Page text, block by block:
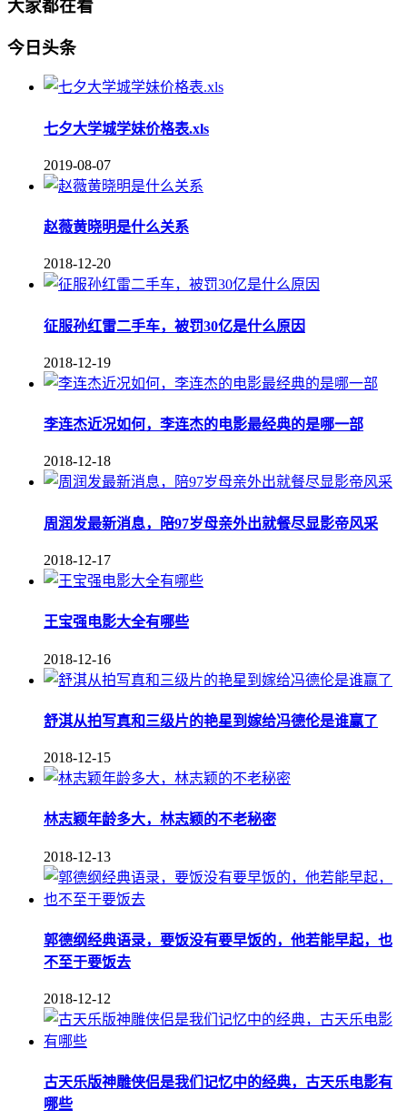
大家都在看
今日头条
七夕大学城学妹价格表.xls
2019-08-07
赵薇黄晓明是什么关系
2018-12-20
征服孙红雷二手车，被罚30亿是什么原因
2018-12-19
李连杰近况如何，李连杰的电影最经典的是哪一部
2018-12-18
周润发最新消息，陪97岁母亲外出就餐尽显影帝风采
2018-12-17
王宝强电影大全有哪些
2018-12-16
舒淇从拍写真和三级片的艳星到嫁给冯德伦是谁赢了
2018-12-15
林志颖年龄多大，林志颖的不老秘密
2018-12-13
郭德纲经典语录，要饭没有要早饭的，他若能早起，也
不至于要饭去
2018-12-12
古天乐版神雕侠侣是我们记忆中的经典，古天乐电影有
哪些